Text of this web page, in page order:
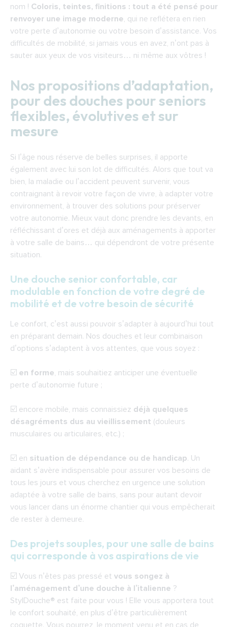
nom ! Coloris, teintes, finitions : tout a été pensé pour
renvoyer une image moderne, qui ne reflétera en rien
votre perte d’autonomie ou votre besoin d’assistance. Vos
difficultés de mobilité, si jamais vous en avez, n’ont pas à
sauter aux yeux de vos visiteurs… ni même aux vôtres !
Nos propositions d’adaptation,
pour des douches pour seniors
flexibles, évolutives et sur
mesure
Si l’âge nous réserve de belles surprises, il apporte
également avec lui son lot de difficultés. Alors que tout va
bien, la maladie ou l’accident peuvent survenir, vous
contraignant à revoir votre façon de vivre, à adapter votre
environnement, à trouver des solutions pour préserver
votre autonomie. Mieux vaut donc prendre les devants, en
réfléchissant d’ores et déjà aux aménagements à apporter
à votre salle de bains… qui dépendront de votre présente
situation.
Une douche senior confortable, car
modulable en fonction de votre degré de
mobilité et de votre besoin de sécurité
Le confort, c’est aussi pouvoir s’adapter à aujourd’hui tout
en préparant demain. Nos douches et leur combinaison
d’options s’adaptent à vos attentes, que vous soyez :
☑️ en forme, mais souhaitiez anticiper une éventuelle
perte d’autonomie future ;
☑️ encore mobile, mais connaissiez déjà quelques
désagréments dus au vieillissement (douleurs
musculaires ou articulaires, etc.) ;
☑️ en situation de dépendance ou de handicap. Un
aidant s’avère indispensable pour assurer vos besoins de
tous les jours et vous cherchez en urgence une solution
adaptée à votre salle de bains, sans pour autant devoir
vous lancer dans un énorme chantier qui vous empêcherait
de rester à demeure.
Des projets souples, pour une salle de bains
qui corresponde à vos aspirations de vie
☑️ Vous n’êtes pas pressé et vous songez à
l’aménagement d’une douche à l’italienne ?
StylDouche® est faite pour vous ! Elle vous apportera tout
le confort souhaité, en plus d’être particulièrement
coquette. Vous pourrez, le moment venu et en cas de